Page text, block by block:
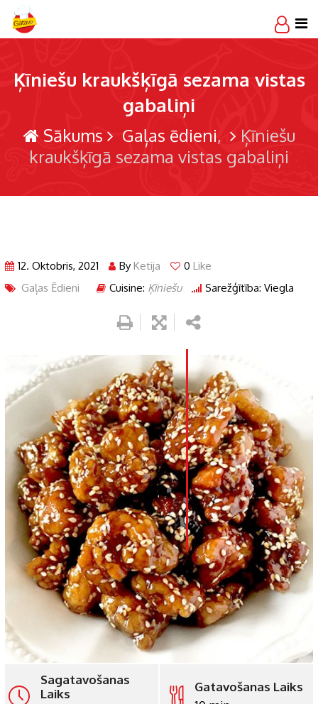
Skip
to
Ķīniešu kraukšķīgā sezama vistas
gabaliņi
Sākums Gaļas ēdieni
Ķīniešu
kraukšķīgā sezama vistas gabaliņi
12. Oktobris, 2021 By Ketija 0 Like
Gaļas Ēdieni
Cuisine: Ķīniešu Sarežģītība: Viegla
LinkedIn
Whatsapp
Pinterest
Print
Sagatavošanas
Laiks
Gatavošanas Laiks